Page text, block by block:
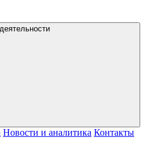
Новости и аналитика Контакты